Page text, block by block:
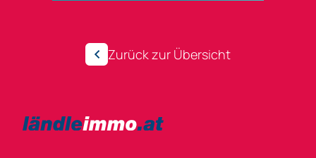
Zurück zur Übersicht